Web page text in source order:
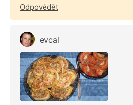
Odpovědět
evcal